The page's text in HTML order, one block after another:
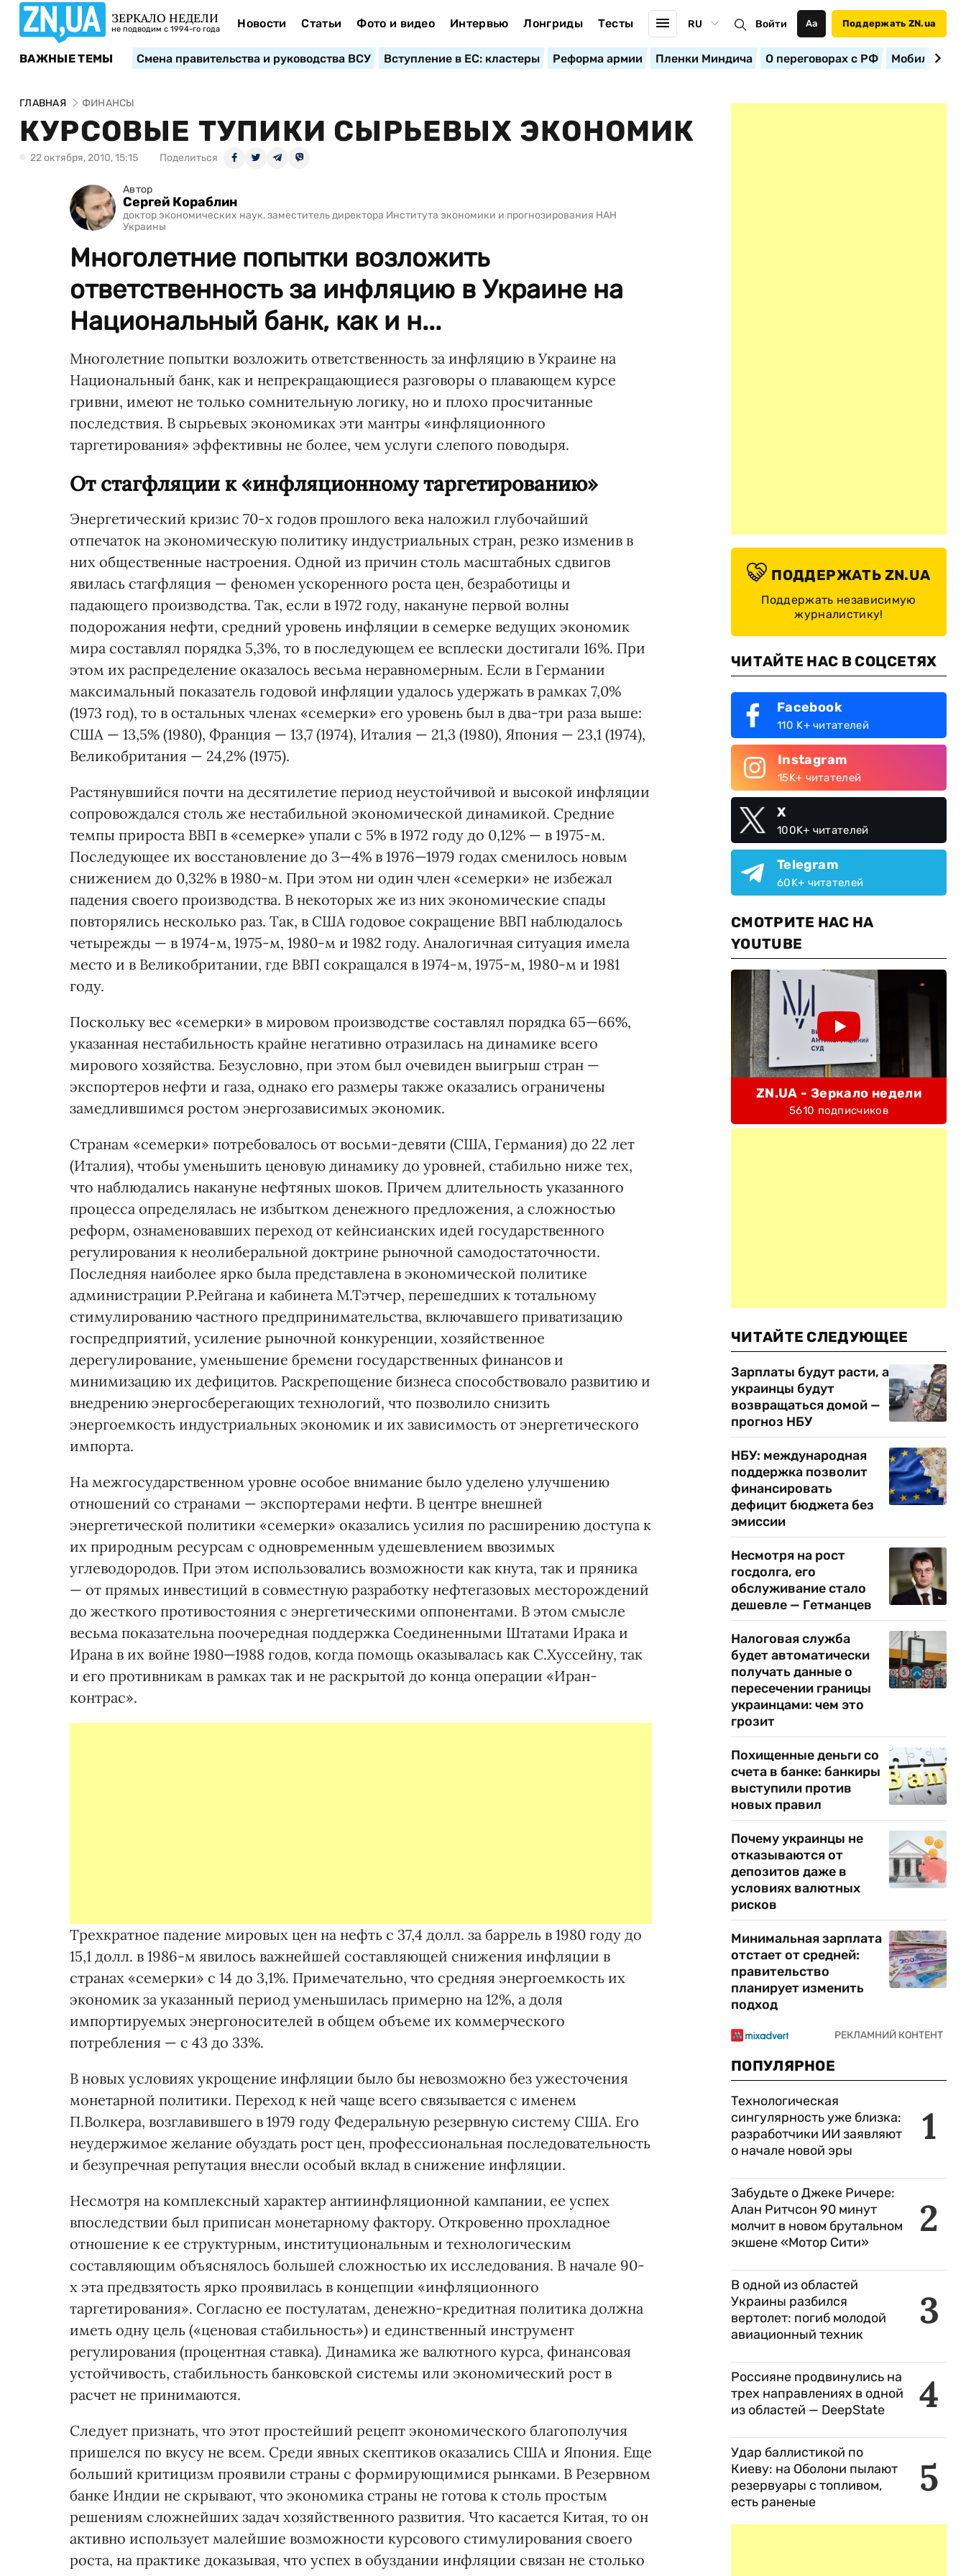
ЗЕРКАЛО НЕДЕЛИ
не подводим с 1994-го года Новости Статьи Фото и видео Интервью Лонгриды Тесты RU Войти Аа Поддержать ZN.ua
ВАЖНЫЕ ТЕМЫ Смена правительства и руководства ВСУ Вступление в ЕС: кластеры Реформа армии Пленки Миндича О переговорах с РФ
ГЛАВНАЯ ФИНАНСЫ
КУРСОВЫЕ ТУПИКИ СЫРЬЕВЫХ ЭКОНОМИК
22 октября, 2010, 15:15 Поделиться
Автор
Сергей Кораблин
доктор экономических наук, заместитель директора Института экономики и прогнозирования НАН
Украины
Многолетние попытки возложить
ответственность за инфляцию в Украине на
Национальный банк, как и н...
Многолетние попытки возложить ответственность за инфляцию в Украине на
Национальный банк, как и непрекращающиеся разговоры о плавающем курсе
гривни, имеют не только сомнительную логику, но и плохо просчитанные
последствия. В сырьевых экономиках эти мантры «инфляционного
таргетирования» эффективны не более, чем услуги слепого поводыря.
От стагфляции к «инфляционному таргетированию»
Энергетический кризис 70-х годов прошлого века наложил глубочайший
отпечаток на экономическую политику индустриальных стран, резко изменив в
них общественные настроения. Одной из причин столь масштабных сдвигов
явилась стагфляция — феномен ускоренного роста цен, безработицы и
падающего производства. Так, если в 1972 году, накануне первой волны
подорожания нефти, средний уровень инфляции в семерке ведущих экономик
мира составлял порядка 5,3%, то в последующем ее всплески достигали 16%. При
этом их распределение оказалось весьма неравномерным. Если в Германии
максимальный показатель годовой инфляции удалось удержать в рамках 7,0%
(1973 год), то в остальных членах «семерки» его уровень был в два-три раза выше:
США — 13,5% (1980), Франция — 13,7 (1974), Италия — 21,3 (1980), Япония — 23,1 (1974),
Великобритания — 24,2% (1975).
Растянувшийся почти на десятилетие период неустойчивой и высокой инфляции
сопровождался столь же нестабильной экономической динамикой. Средние
темпы прироста ВВП в «семерке» упали с 5% в 1972 году до 0,12% — в 1975-м.
Последующее их восстановление до 3—4% в 1976—1979 годах сменилось новым
снижением до 0,32% в 1980-м. При этом ни один член «семерки» не избежал
падения своего производства. В некоторых же из них экономические спады
повторялись несколько раз. Так, в США годовое сокращение ВВП наблюдалось
четырежды — в 1974-м, 1975-м, 1980-м и 1982 году. Аналогичная ситуация имела
место и в Великобритании, где ВВП сокращался в 1974-м, 1975-м, 1980-м и 1981
году.
Поскольку вес «семерки» в мировом производстве составлял порядка 65—66%,
указанная нестабильность крайне негативно отразилась на динамике всего
мирового хозяйства. Безусловно, при этом был очевиден выигрыш стран —
экспортеров нефти и газа, однако его размеры также оказались ограничены
замедлившимся ростом энергозависимых экономик.
Странам «семерки» потребовалось от восьми-девяти (США, Германия) до 22 лет
(Италия), чтобы уменьшить ценовую динамику до уровней, стабильно ниже тех,
что наблюдались накануне нефтяных шоков. Причем длительность указанного
процесса определялась не избытком денежного предложения, а сложностью
реформ, ознаменовавших переход от кейнсианских идей государственного
регулирования к неолиберальной доктрине рыночной самодостаточности.
Последняя наиболее ярко была представлена в экономической политике
администрации Р.Рейгана и кабинета М.Тэтчер, перешедших к тотальному
стимулированию частного предпринимательства, включавшего приватизацию
госпредприятий, усиление рыночной конкуренции, хозяйственное
дерегулирование, уменьшение бремени государственных финансов и
минимизацию их дефицитов. Раскрепощение бизнеса способствовало развитию и
внедрению энергосберегающих технологий, что позволило снизить
энергоемкость индустриальных экономик и их зависимость от энергетического
импорта.
На межгосударственном уровне особое внимание было уделено улучшению
отношений со странами — экспортерами нефти. В центре внешней
энергетической политики «семерки» оказались усилия по расширению доступа к
их природным ресурсам с одновременным удешевлением ввозимых
углеводородов. При этом использовались возможности как кнута, так и пряника
— от прямых инвестиций в совместную разработку нефтегазовых месторождений
до жесткого противостояния с энергетическими оппонентами. В этом смысле
весьма показательна поочередная поддержка Соединенными Штатами Ирака и
Ирана в их войне 1980—1988 годов, когда помощь оказывалась как С.Хуссейну, так
и его противникам в рамках так и не раскрытой до конца операции «Иран-
контрас».
Трехкратное падение мировых цен на нефть с 37,4 долл. за баррель в 1980 году до
15,1 долл. в 1986-м явилось важнейшей составляющей снижения инфляции в
странах «семерки» с 14 до 3,1%. Примечательно, что средняя энергоемкость их
экономик за указанный период уменьшилась примерно на 12%, а доля
импортируемых энергоносителей в общем объеме их коммерческого
потребления — с 43 до 33%.
В новых условиях укрощение инфляции было бы невозможно без ужесточения
монетарной политики. Переход к ней чаще всего связывается с именем
П.Волкера, возглавившего в 1979 году Федеральную резервную систему США. Его
неудержимое желание обуздать рост цен, профессиональная последовательность
и безупречная репутация внесли особый вклад в снижение инфляции.
Несмотря на комплексный характер антиинфляционной кампании, ее успех
впоследствии был приписан монетарному фактору. Откровенно прохладное
отношение к ее структурным, институциональным и технологическим
составляющим объяснялось большей сложностью их исследования. В начале 90-
х эта предвзятость ярко проявилась в концепции «инфляционного
таргетирования». Согласно ее постулатам, денежно-кредитная политика должна
иметь одну цель («ценовая стабильность») и единственный инструмент
регулирования (процентная ставка). Динамика же валютного курса, финансовая
устойчивость, стабильность банковской системы или экономический рост в
расчет не принимаются.
Следует признать, что этот простейший рецепт экономического благополучия
пришелся по вкусу не всем. Среди явных скептиков оказались США и Япония. Еще
больший критицизм проявили страны с формирующимися рынками. В Резервном
банке Индии не скрывают, что экономика страны не готова к столь простым
решениям сложнейших задач хозяйственного развития. Что касается Китая, то он
активно использует малейшие возможности курсового стимулирования своего
роста, на практике доказывая, что успех в обуздании инфляции связан не столько
ПОДДЕРЖАТЬ ZN.UA
Поддержать независимую
журналистику!
ЧИТАЙТЕ НАС В СОЦСЕТЯХ
Facebook
110 K+ читателей
Instagram
15K+ читателей
X
100K+ читателей
Telegram
60K+ читателей
СМОТРИТЕ НАС НА
YOUTUBE
ZN.UA - Зеркало недели
5610 подписчиков
ЧИТАЙТЕ СЛЕДУЮЩЕЕ
Зарплаты будут расти, а
украинцы будут
возвращаться домой —
прогноз НБУ
НБУ: международная
поддержка позволит
финансировать
дефицит бюджета без
эмиссии
Несмотря на рост
госдолга, его
обслуживание стало
дешевле — Гетманцев
Налоговая служба
будет автоматически
получать данные о
пересечении границы
украинцами: чем это
грозит
Похищенные деньги со
счета в банке: банкиры
выступили против
новых правил
Почему украинцы не
отказываются от
депозитов даже в
условиях валютных
рисков
Минимальная зарплата
отстает от средней:
правительство
планирует изменить
подход
ПОПУЛЯРНОЕ
1
Технологическая
сингулярность уже близка:
разработчики ИИ заявляют
о начале новой эры
2
Забудьте о Джеке Ричере:
Алан Ритчсон 90 минут
молчит в новом брутальном
экшене «Мотор Сити»
3
В одной из областей
Украины разбился
вертолет: погиб молодой
авиационный техник
4
Россияне продвинулись на
трех направлениях в одной
из областей — DeepState
5
Удар баллистикой по
Киеву: на Оболони пылают
резервуары с топливом,
есть раненые